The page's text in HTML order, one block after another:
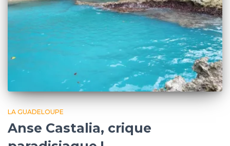
LA GUADELOUPE
Anse Castalia, crique